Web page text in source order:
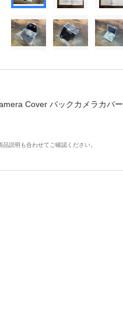
Cover バックカメラカバー
説明も合わせてご確認ください。